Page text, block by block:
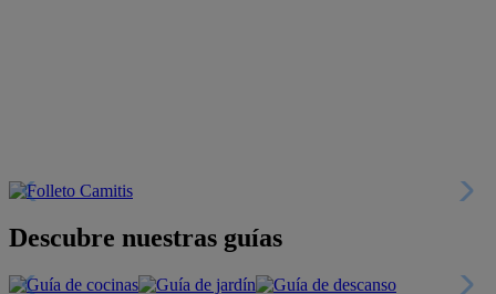
Descubre nuestras guías